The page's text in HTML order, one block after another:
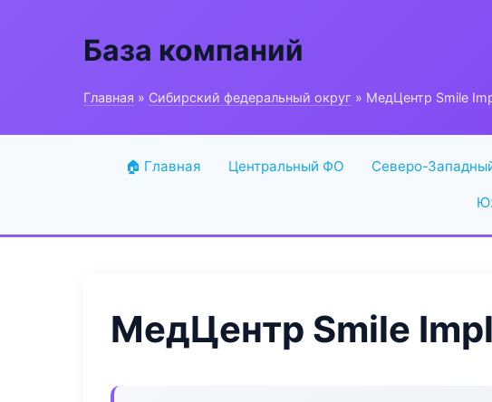
База компаний
Главная » Сибирский федеральный округ » МедЦентр Smile
🏠 Главная Центральный ФО Северо-
МедЦентр Smile